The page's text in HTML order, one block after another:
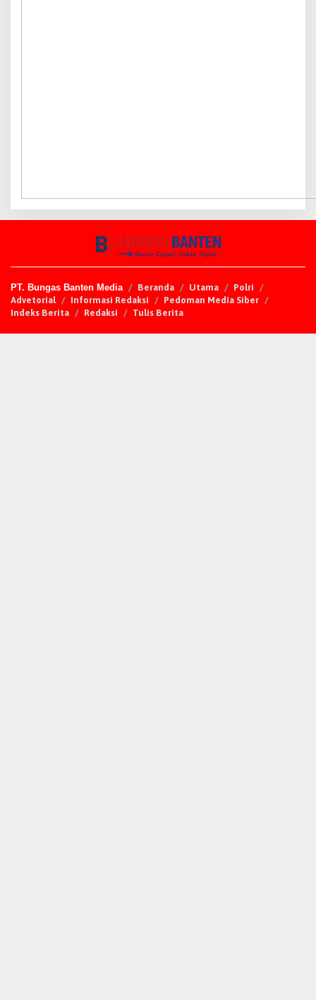
PT. Bungas Banten Media Beranda Utama
Polri
Advetorial
Informasi Redaksi
Pedoman Media Siber
Indeks Berita
Redaksi Tulis Berita